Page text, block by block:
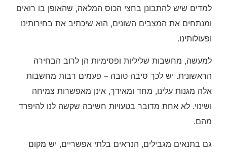
למדים שיש להתבונן בחצי הכוס המלאה, שהאופן בו רואים
ומנתחים את המצבים השונים, הוא שיכתיב את בחירותינו
ופעולותינו.
למעשה, מחשבות שליליות ופסימיות הן לרוב הבחירה
הראשונית. יש לכך סיבה טובה – פעמים רבות מחשבות
אלה מגנות עלינו, מחד ומאידך, אינן מאפשרות צמיחה
ושינוי. לא אחת מדובר בטעויות חשיבה שקשה לנו להיפרד
מהם.
גם בתנאים מגבילים, הנראים בלתי אפשריים, יש מקום